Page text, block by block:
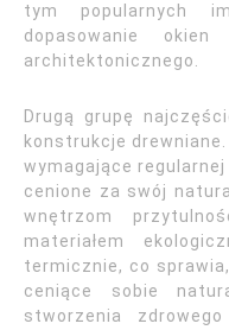
tym popularnych
dopasowanie
architektonicznego.
Drugą grupę
konstrukcje
wymagające
cenione za swój
wnętrzom
materiałem
termicznie, co
ceniące sobie
stworzenia